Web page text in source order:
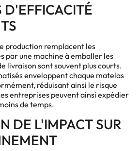
D'EFFICACITÉ
production remplacent les
par une machine à emballer les
livraison sont souvent plus courts.
enveloppent chaque matelas
réduisant ainsi le risque
entreprises peuvent ainsi expédier
de temps.
DE L'IMPACT SUR